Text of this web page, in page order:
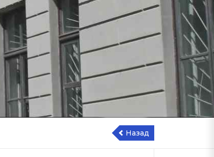
Назад